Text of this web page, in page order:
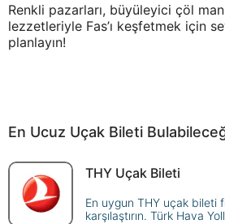
Renkli pazarları, büyüleyici çöl
lezzetleriyle Fas’ı keşfetmek için
planlayın!
En Ucuz Uçak Bileti
THY Uçak Bileti
En uygun THY uçak bileti
karşılaştırın. Türk Hava